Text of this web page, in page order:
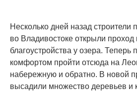
Несколько дней назад строители
во Владивостоке открыли
благоустройства у озера. Теперь
комфортом пройти отсюда на
набережную и обратно. В новой
высадили множество деревьев и